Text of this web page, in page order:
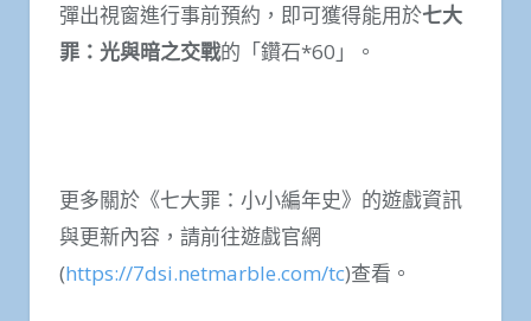
彈出視窗進行事前預約，即可獲得能用於七大
罪：光與暗之交戰的「鑽石*60」。
更多關於《七大罪：小小編年史》的遊戲資訊
與更新內容，請前往遊戲官網
(https://7dsi.netmarble.com/tc)查看。